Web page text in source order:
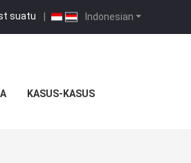
Indonesian
suatu |
KASUS-KASUS